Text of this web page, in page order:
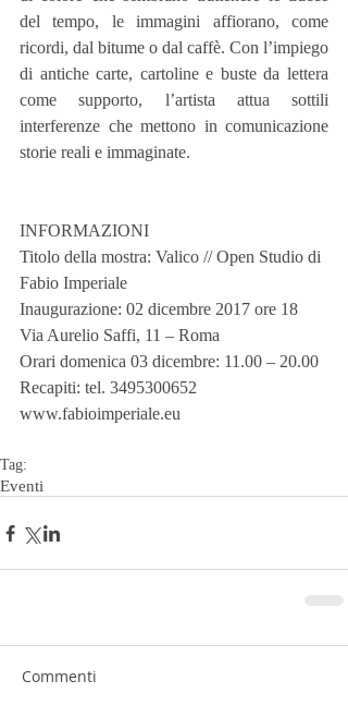
del tempo, le immagini affiorano, come
ricordi, dal bitume o dal caffè. Con l’impiego
di antiche carte, cartoline e buste da lettera
come supporto, l’artista attua sottili
interferenze che mettono in comunicazione
storie reali e immaginate.
INFORMAZIONI
Titolo della mostra: Valico // Open Studio di
Fabio Imperiale
Inaugurazione: 02 dicembre 2017 ore 18
Via Aurelio Saffi, 11 – Roma
Orari domenica 03 dicembre: 11.00 – 20.00
Recapiti: tel. 3495300652
www.fabioimperiale.eu
Tag:
Eventi
Commenti